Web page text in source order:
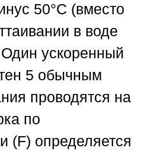
50°С (вместо
в воде
ускоренный
5 обычным
проводятся на
по
(F) определяется